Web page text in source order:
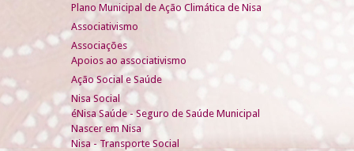
Plano Municipal de Ação Climática de Nisa
Associativismo
Associações
Apoios ao associativismo
Ação Social e Saúde
Nisa Social
éNisa Saúde - Seguro de Saúde Municipal
Nascer em Nisa
Nisa - Transporte Social